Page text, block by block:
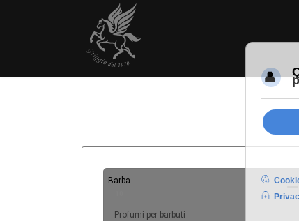
Barba
Profumi per barbuti